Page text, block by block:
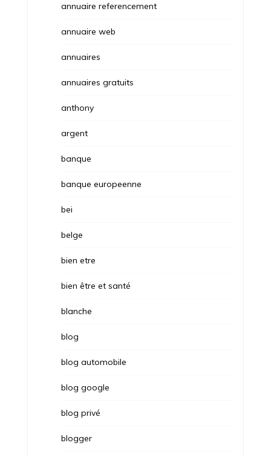
annuaire referencement
annuaire web
annuaires
annuaires gratuits
anthony
argent
banque
banque europeenne
bei
belge
bien etre
bien être et santé
blanche
blog
blog automobile
blog google
blog privé
blogger